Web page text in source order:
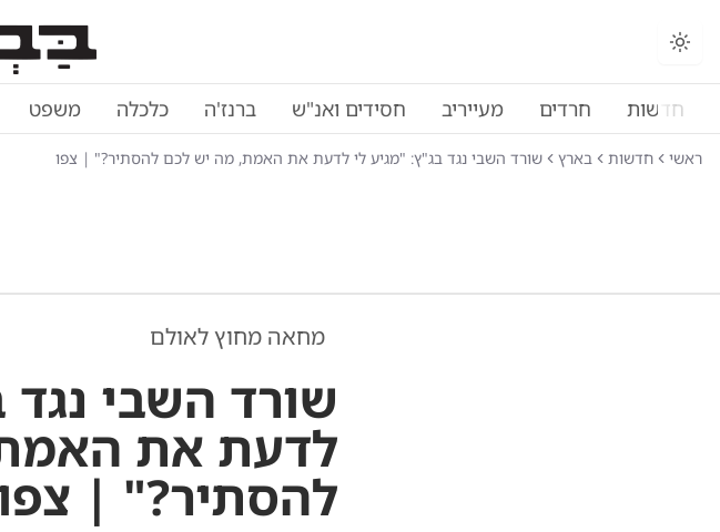
חדשות חרדים מעייריב חסידים ואנ"ש ברנז'ה כלכלה משפט
ראשי חדשות בארץ שורד השבי נגד בג"ץ: "מגיע לי לדעת את האמת, מה יש לכם להסתיר?" | צפו
מחאה מחוץ לאולם
שורד השבי נגד
לדעת את
להסתיר?" |